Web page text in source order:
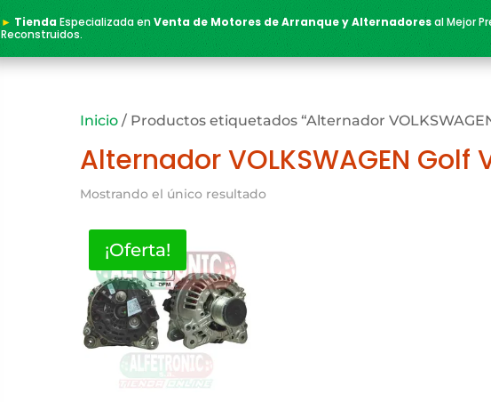
► TiendaEspecializada enVenta de Motores de Arranque y Alternadoresal Mejor
Reconstruidos.
Inicio / Productos etiquetados “Alternador
Alternador VOLKSWAGEN Golf
Mostrando el único resultado
¡Oferta!